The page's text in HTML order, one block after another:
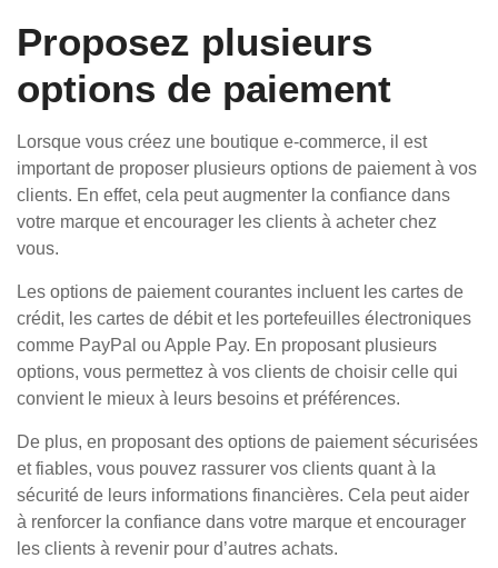
Proposez plusieurs
options de paiement
Lorsque vous créez une boutique e-commerce, il est
important de proposer plusieurs options de paiement à vos
clients. En effet, cela peut augmenter la confiance dans
votre marque et encourager les clients à acheter chez
vous.
Les options de paiement courantes incluent les cartes de
crédit, les cartes de débit et les portefeuilles électroniques
comme PayPal ou Apple Pay. En proposant plusieurs
options, vous permettez à vos clients de choisir celle qui
convient le mieux à leurs besoins et préférences.
De plus, en proposant des options de paiement sécurisées
et fiables, vous pouvez rassurer vos clients quant à la
sécurité de leurs informations financières. Cela peut aider
à renforcer la confiance dans votre marque et encourager
les clients à revenir pour d’autres achats.